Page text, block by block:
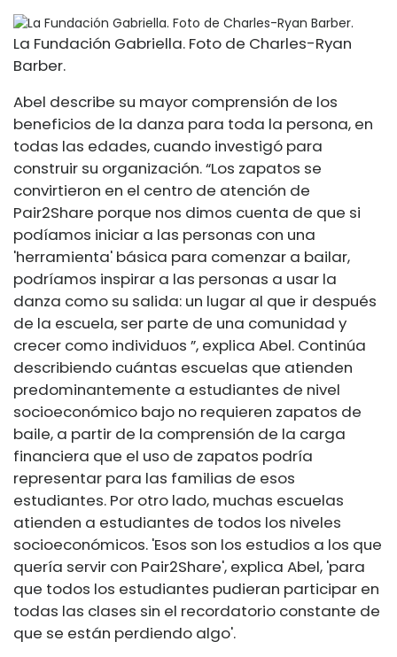
La Fundación Gabriella. Foto de Charles-Ryan
Barber.
Abel describe su mayor comprensión de los
beneficios de la danza para toda la persona, en
todas las edades, cuando investigó para
construir su organización. “Los zapatos se
convirtieron en el centro de atención de
Pair2Share porque nos dimos cuenta de que si
podíamos iniciar a las personas con una
'herramienta' básica para comenzar a bailar,
podríamos inspirar a las personas a usar la
danza como su salida: un lugar al que ir después
de la escuela, ser parte de una comunidad y
crecer como individuos ”, explica Abel. Continúa
describiendo cuántas escuelas que atienden
predominantemente a estudiantes de nivel
socioeconómico bajo no requieren zapatos de
baile, a partir de la comprensión de la carga
financiera que el uso de zapatos podría
representar para las familias de esos
estudiantes. Por otro lado, muchas escuelas
atienden a estudiantes de todos los niveles
socioeconómicos. 'Esos son los estudios a los que
quería servir con Pair2Share', explica Abel, 'para
que todos los estudiantes pudieran participar en
todas las clases sin el recordatorio constante de
que se están perdiendo algo'.